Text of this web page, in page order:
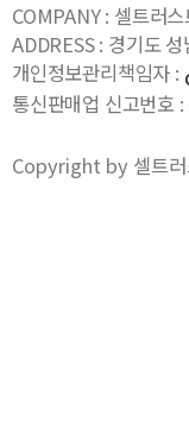
COMPANY : 셀트
ADDRESS : 경기도
개인정보관리책임자 :
통신판매업 신고번호
Copyright by 셀트